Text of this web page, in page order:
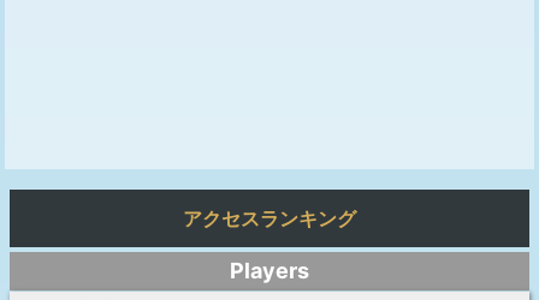
アクセスランキング
Players